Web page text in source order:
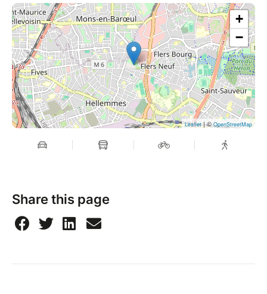
+
−
Leaflet| ©OpenStreetMap
Share this page